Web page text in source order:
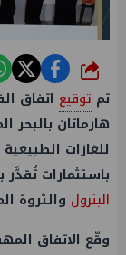
شارك
تم توقيع اتفاق
هارماتان
للغازات
باستثمارات تُقدَّر
البترول والثروة
وقّع الاتفاق